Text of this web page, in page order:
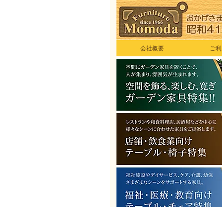
会社概要 ご